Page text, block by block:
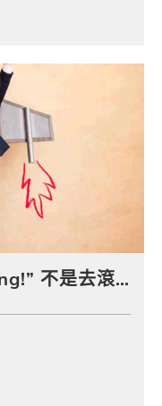
“Let’s get the ball rolling!” 不是去滾一顆球，而是...